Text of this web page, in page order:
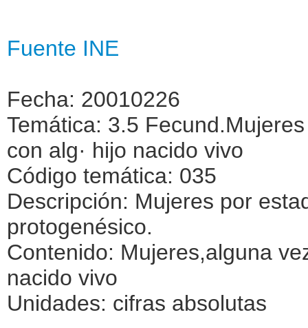
Fuente INE
Fecha: 20010226
Temática: 3.5
con alg· hijo nacido vivo
Código temática: 035
Descripción: Mujeres por
protogenésico.
Contenido: Mujeres,alguna
nacido vivo
Unidades: cifras absolutas